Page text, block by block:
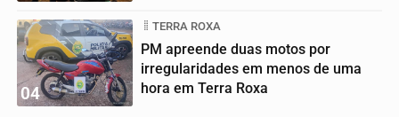
04
TERRA ROXA
PM apreende duas motos por
irregularidades em menos de uma
hora em Terra Roxa